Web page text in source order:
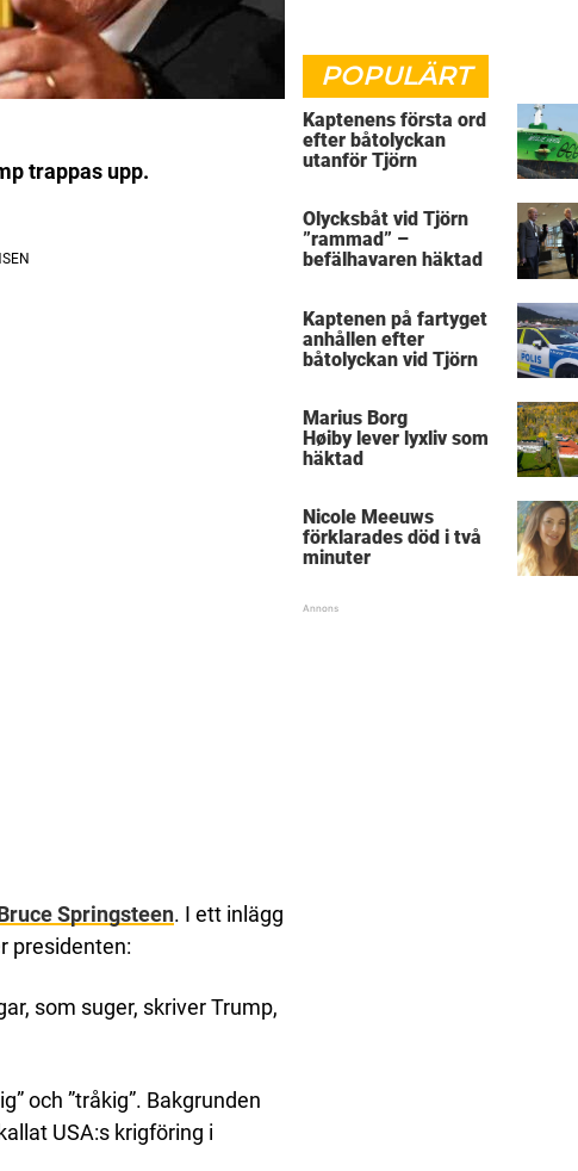
trappas upp.
Springsteen. I ett inlägg
presidenten:
som suger, skriver Trump,
och ”tråkig”. Bakgrunden
USA:s krigföring i
POPULÄRT
Kaptenens första ord
efter båtolyckan
utanför Tjörn
Olycksbåt vid Tjörn
”rammad” –
befälhavaren häktad
Kaptenen på fartyget
anhållen efter
båtolyckan vid Tjörn
Marius Borg
Høiby lever lyxliv som
häktad
Nicole Meeuws
förklarades död i två
minuter